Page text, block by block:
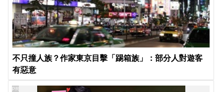
不只撞人族？作家東京目擊「踢箱族」：部分人對遊客
有惡意
PR